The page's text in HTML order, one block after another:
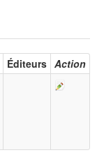
Éditeurs Action